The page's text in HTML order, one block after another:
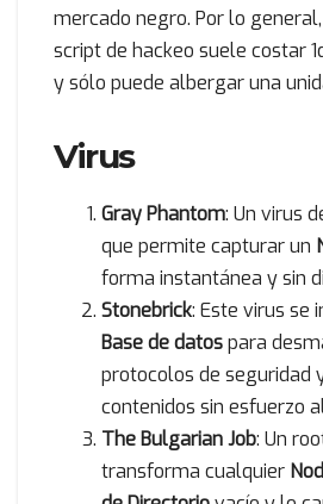
mercado negro. Por lo
script de hackeo suele costar
y sólo puede albergar una
Virus
Gray Phantom: Un virus
que permite capturar un
forma instantánea y sin
Stonebrick: Este virus se
Base de datospara
protocolos de seguridad
contenidos sin esfuerzo
The Bulgarian Job: Un
transforma cualquier